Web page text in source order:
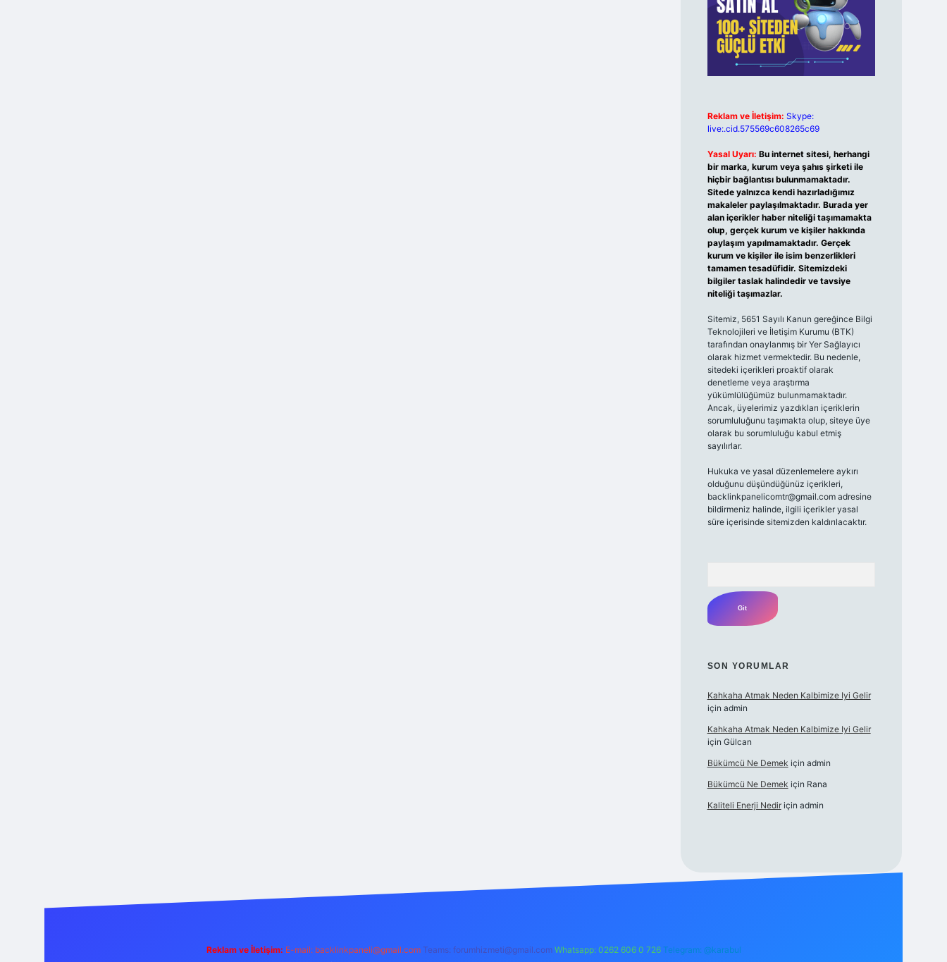
Reklam ve İletişim: Skype:
live:.cid.575569c608265c69
Yasal Uyarı: Bu internet sitesi, herhangi
bir marka, kurum veya şahıs şirketi ile
hiçbir bağlantısı bulunmamaktadır.
Sitede yalnızca kendi hazırladığımız
makaleler paylaşılmaktadır. Burada yer
alan içerikler haber niteliği taşımamakta
olup, gerçek kurum ve kişiler hakkında
paylaşım yapılmamaktadır. Gerçek
kurum ve kişiler ile isim benzerlikleri
tamamen tesadüfidir. Sitemizdeki
bilgiler taslak halindedir ve tavsiye
niteliği taşımazlar.
Sitemiz, 5651 Sayılı Kanun gereğince Bilgi
Teknolojileri ve İletişim Kurumu (BTK)
tarafından onaylanmış bir Yer Sağlayıcı
olarak hizmet vermektedir. Bu nedenle,
sitedeki içerikleri proaktif olarak
denetleme veya araştırma
yükümlülüğümüz bulunmamaktadır.
Ancak, üyelerimiz yazdıkları içeriklerin
sorumluluğunu taşımakta olup, siteye üye
olarak bu sorumluluğu kabul etmiş
sayılırlar.
Hukuka ve yasal düzenlemelere aykırı
olduğunu düşündüğünüz içerikleri,
backlinkpanelicomtr@gmail.comadresine
bildirmeniz halinde, ilgili içerikler yasal
süre içerisinde sitemizden kaldırılacaktır.
SON YORUMLAR
Kahkaha Atmak Neden Kalbimize Iyi Gelir
için admin
Kahkaha Atmak Neden Kalbimize Iyi Gelir
için Gülcan
Bükümcü Ne Demek için admin
Bükümcü Ne Demek için Rana
Kaliteli Enerji Nediriçin admin
Reklam ve İletişim: E-mail: backlinkpaneli@gmail.com Teams: forumhizmeti@gmail.com Whatsapp: 0262 606 0 726 Telegram: @karabul